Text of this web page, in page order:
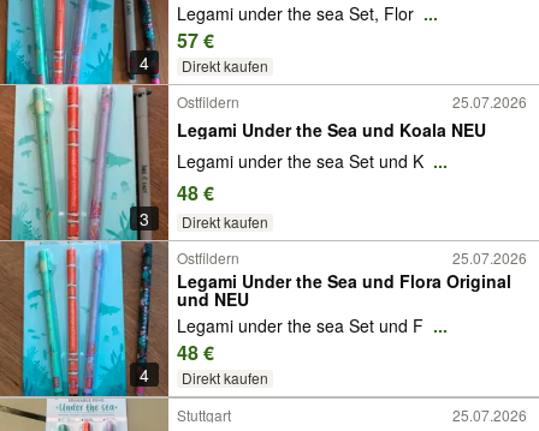
4
Legami under the sea Set, Flor ...
57 €
Direkt kaufen
3
Ostfildern 25.07.2026
Legami Under the Sea und Koala NEU
Legami under the sea Set und K ...
48 €
Direkt kaufen
4
Ostfildern 25.07.2026
Legami Under the Sea und Flora Original
und NEU
Legami under the sea Set und F ...
48 €
Direkt kaufen
Stuttgart
25.07.2026